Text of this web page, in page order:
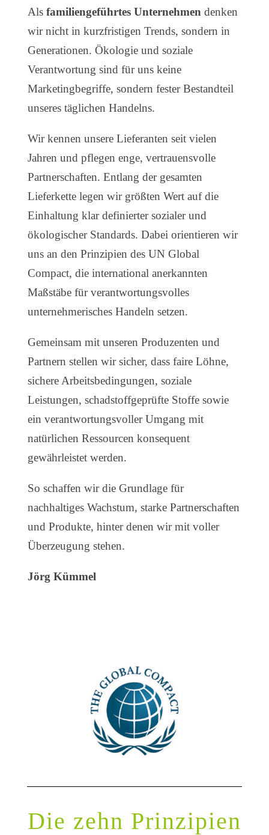
Als familiengeführtes Unternehmendenken
wir nicht in kurzfristigen Trends, sondern in
Generationen. Ökologie und soziale
Verantwortung sind für uns keine
Marketingbegriffe, sondern fester Bestandteil
unseres täglichen Handelns.
Wir kennen unsere Lieferanten seit vielen
Jahren und pflegen enge, vertrauensvolle
Partnerschaften. Entlang der gesamten
Lieferkette legen wir größten Wert auf die
Einhaltung klar definierter sozialer und
ökologischer Standards. Dabei orientieren wir
uns an den Prinzipien des UN Global
Compact, die international anerkannten
Maßstäbe für verantwortungsvolles
unternehmerisches Handeln setzen.
Gemeinsam mit unseren Produzenten und
Partnern stellen wir sicher, dass faire Löhne,
sichere Arbeitsbedingungen, soziale
Leistungen, schadstoffgeprüfte Stoffe sowie
ein verantwortungsvoller Umgang mit
natürlichen Ressourcen konsequent
gewährleistet werden.
So schaffen wir die Grundlage für
nachhaltiges Wachstum, starke Partnerschaften
und Produkte, hinter denen wir mit voller
Überzeugung stehen.
Jörg Kümmel
Die zehn Prinzipien